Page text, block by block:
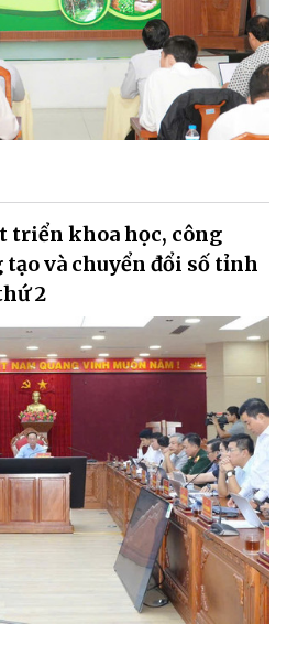
triển khoa học, công
và chuyển đổi số tỉnh
2